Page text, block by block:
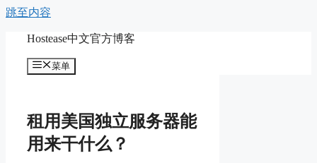
跳至内容
Hostease中文官方博客
菜单
租用美国独立服务器能
用来干什么？